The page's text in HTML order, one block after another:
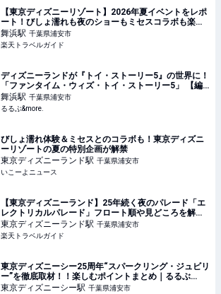
【東京ディズニーリゾート】2026年夏イベントをレポ
ート！びしょ濡れも夜のショーもミセスコラボも楽し
い！ 【楽天トラベル】
舞浜駅 千葉県浦安市
楽天トラベルガイド
ディズニーランドが『トイ・ストーリー5』の世界に！
「ファンタイム・ウィズ・トイ・ストーリー5」 【編
集部のおでかけキロク】｜るるぶ&more.
舞浜駅 千葉県浦安市
るるぶ&more.
びしょ濡れ体験＆ミセスとのコラボも！東京ディズニ
ーリゾートの夏の特別企画が解禁
東京ディズニーランド駅 千葉県浦安市
いこーよニュース
【東京ディズニーランド】25年続く夜のパレード「エ
レクトリカルパレード」フロート順や見どころを解説
【楽天トラベル】
東京ディズニーランド駅 千葉県浦安市
楽天トラベルガイド
東京ディズニーシー25周年“スパークリング・ジュビリ
ー”を徹底取材！！楽しむポイントまとめ｜るるぶ
&more.
東京ディズニーシー駅 千葉県浦安市